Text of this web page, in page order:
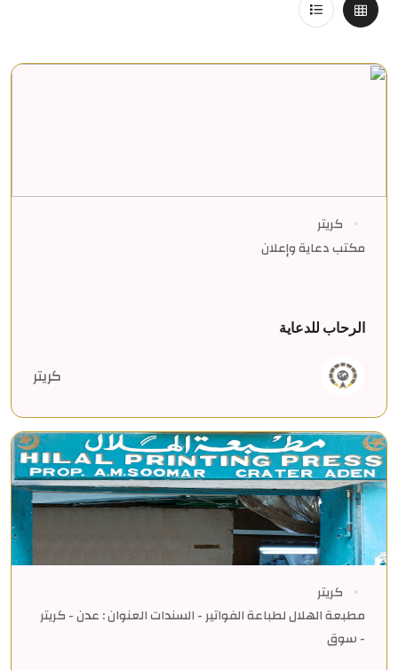
كريتر
مكتب دعاية وإعلان
الرحاب للدعاية
كريتر
كريتر
مطبعة الهلال لطباعة الفواتير - السندات العنوان : عدن - كريتر
- سوق